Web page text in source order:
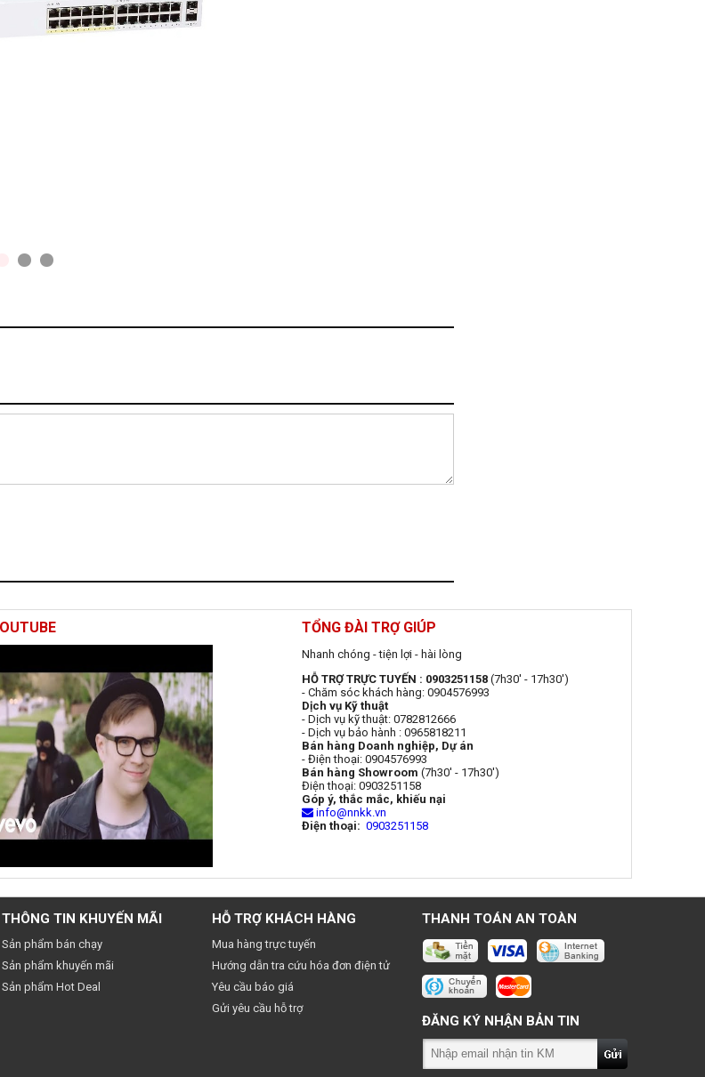
TỔNG ĐÀI TRỢ GIÚP
Nhanh chóng - tiện lợi - hài lòng
HỖ TRỢ TRỰC TUYẾN : 0903251158 (7h30' - 17h30')
- Chăm sóc khách hàng: 0904576993
Dịch vụ Kỹ thuật
- Dịch vụ kỹ thuật: 0782812666
- Dịch vụ bảo hành : 0965818211
Bán hàng Doanh nghiệp, Dự án
- Điện thoại: 0904576993
Bán hàng Showroom (7h30' - 17h30')
Điện thoại: 0903251158
Góp ý, thắc mắc, khiếu nại
info@nnkk.vn
Điện thoại: 0903251158
THÔNG TIN KHUYẾN MÃI
Sản phẩm bán chạy
Sản phẩm khuyến mãi
Sản phẩm Hot Deal
HỖ TRỢ KHÁCH HÀNG
Mua hàng trực tuyến
Hướng dẫn tra cứu hóa đơn điện tử
Yêu cầu báo giá
Gửi yêu cầu hỗ trợ
THANH TOÁN AN TOÀN
ĐĂNG KÝ NHẬN BẢN TIN